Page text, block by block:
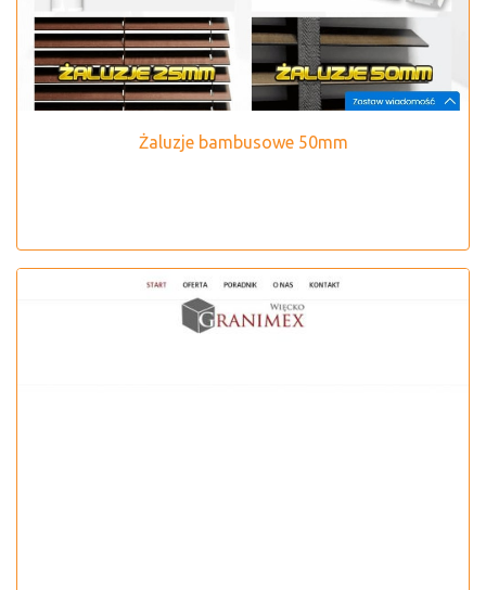
Żaluzje bambusowe 50mm